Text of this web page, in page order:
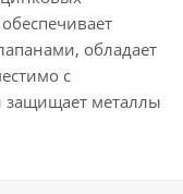
обладает
с
защищает металлы